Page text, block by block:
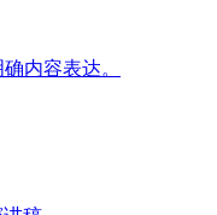
内容表达。